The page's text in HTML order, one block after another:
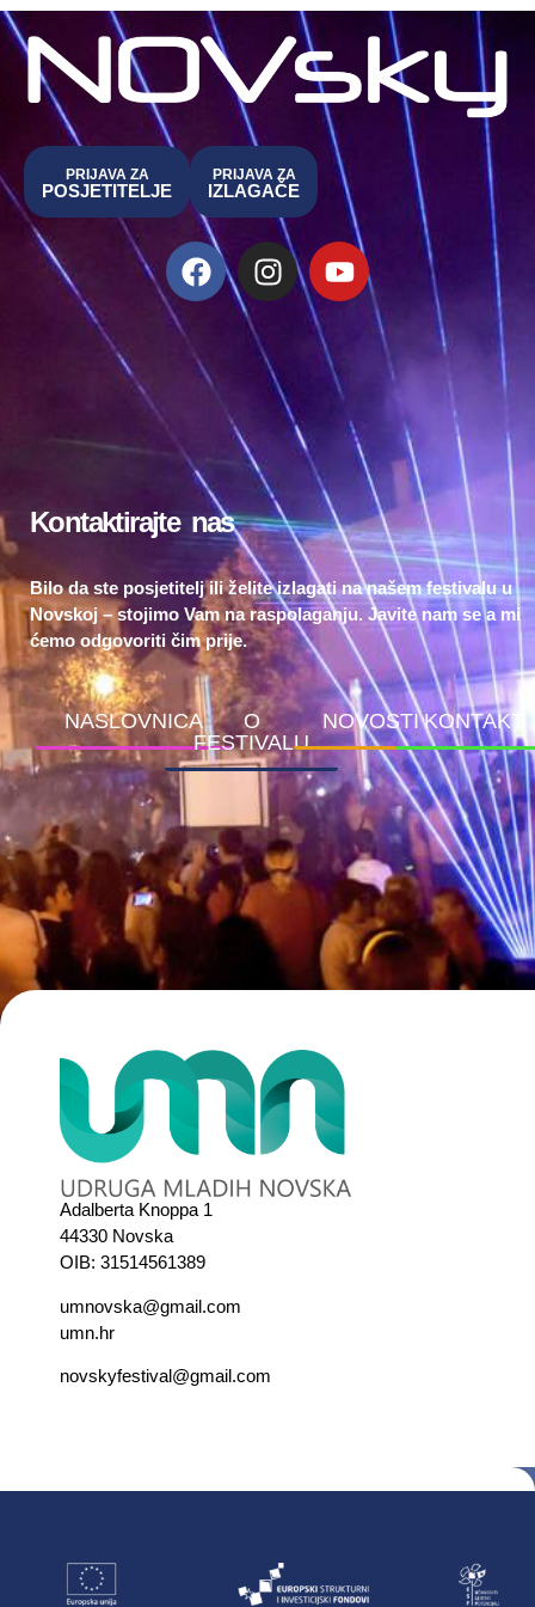
PRIJAVA ZA
POSJETITELJE
PRIJAVA ZA
IZLAGAČE
Kontaktirajte nas
Bilo da ste posjetitelj ili želite izlagati na našem festivalu u
Novskoj – stojimo Vam na raspolaganju. Javite nam se a mi
ćemo odgovoriti čim prije.
NASLOVNICA
O
FESTIVALU
NOVOSTIKONTAKT
Adalberta Knoppa 1
44330 Novska
OIB: 31514561389
umnovska@gmail.com
umn.hr
novskyfestival@gmail.com